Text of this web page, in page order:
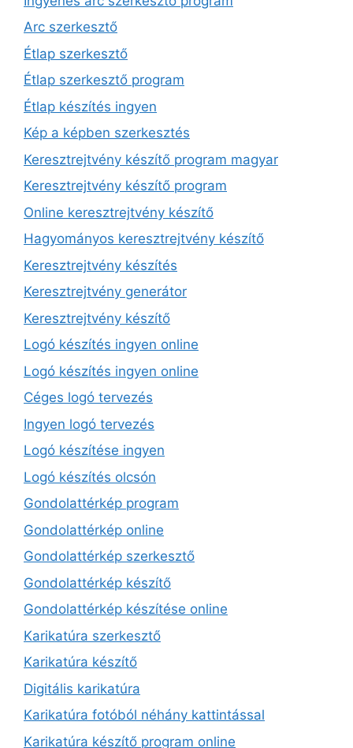
Arc szerkesztő
Étlap szerkesztő
Étlap szerkesztő program
Étlap készítés ingyen
Kép a képben szerkesztés
Keresztrejtvény készítő program magyar
Keresztrejtvény készítő program
Online keresztrejtvény készítő
Hagyományos keresztrejtvény készítő
Keresztrejtvény készítés
Keresztrejtvény generátor
Keresztrejtvény készítő
Logó készítés ingyen online
Logó készítés ingyen online
Céges logó tervezés
Ingyen logó tervezés
Logó készítése ingyen
Logó készítés olcsón
Gondolattérkép program
Gondolattérkép online
Gondolattérkép szerkesztő
Gondolattérkép készítő
Gondolattérkép készítése online
Karikatúra szerkesztő
Karikatúra készítő
Digitális karikatúra
Karikatúra fotóból néhány kattintással
Karikatúra készítő program online